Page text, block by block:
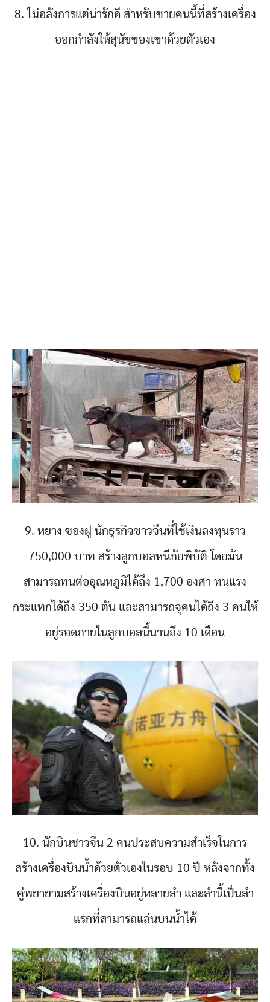
8. ไม่อลังการแต่น่ารักดี สำหรับชายคนนี้ที่สร้างเครื่อง
ออกกำลังให้สุนัขของเขาด้วยตัวเอง
9. หยาง ซองฝู นักธุรกิจชาวจีนที่ใช้เงินลงทุนราว
750,000 บาท สร้างลูกบอลหนีภัยพิบัติ โดยมัน
สามารถทนต่ออุณหภูมิได้ถึง 1,700 องศา ทนแรง
กระแทกได้ถึง 350 ตัน และสามารถจุคนได้ถึง 3 คนให้
อยู่รอดภายในลูกบอลนี้นานถึง 10 เดือน
10. นักบินชาวจีน 2 คนประสบความสำเร็จในการ
สร้างเครื่องบินน้ำด้วยตัวเองในรอบ 10 ปี หลังจากทั้ง
คู่พยายามสร้างเครื่องบินอยู่หลายลำ และลำนี้เป็นลำ
แรกที่สามารถแล่นบนน้ำได้